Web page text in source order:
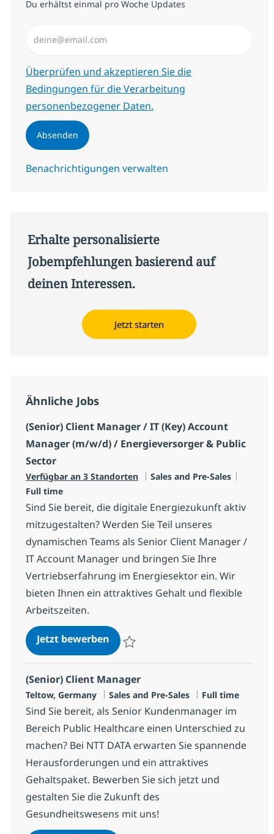
Du erhältst einmal pro Woche Updates
Erforderlich
Überprüfen und akzeptieren Sie die
Bedingungen für die Verarbeitung
personenbezogener Daten.
Absenden
Benachrichtigungen verwalten
Erhalte personalisierte
Jobempfehlungen basierend auf
deinen Interessen.
Jetzt starten
Ähnliche Jobs
(Senior) Client Manager / IT (Key) Account
Manager (m/w/d) / Energieversorger & Public
Sector
Verfügbar an 3 Standorten Kategorie
Sales and Pre-Sales
Full time
Sind Sie bereit, die digitale Energiezukunft aktiv
mitzugestalten? Werden Sie Teil unseres
dynamischen Teams als Senior Client Manager /
IT Account Manager und bringen Sie Ihre
Vertriebserfahrung im Energiesektor ein. Wir
bieten Ihnen ein attraktives Gehalt und flexible
Arbeitszeiten.
Jetzt bewerben(Senior) Client Manager / IT
(Senior) Client Manager
Standort
Teltow, Germany Kategorie
Sales and Pre-Sales Jobtyp
Full time
Sind Sie bereit, als Senior Kundenmanager im
Bereich Public Healthcare einen Unterschied zu
machen? Bei NTT DATA erwarten Sie spannende
Herausforderungen und ein attraktives
Gehaltspaket. Bewerben Sie sich jetzt und
gestalten Sie die Zukunft des
Gesundheitswesens mit uns!